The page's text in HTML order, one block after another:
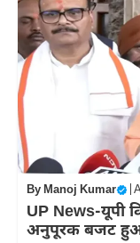
ByManoj Kumar
UP News-यूपी
अनुपूरक बजट